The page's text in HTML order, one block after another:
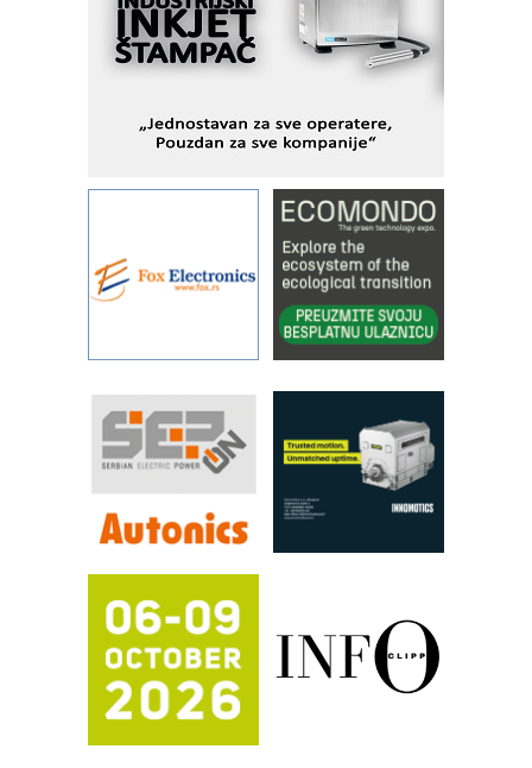
industrijsku automatizaciju
pionirskimmobile operator PANEL-OM
Fleksibilno stezanje i brzo
KIP KOP – napredna rešenja za
savremene industrijske i logističke
Alba d.o.o. – 35 godina preciznosti u
metrologiji i pametnim dozirnim
rešenjima
IBeRTIM - oprema za ispitivanje
STAUFF – Komponente koje
sistema
YAMADA pumpe – japanska
pouzdanost u transferu fluida
Filtration Group Industrial – Napredna
rešenja za filtraciju u hidrauličkim i
procesnim sistemima
FANUC: Najbolje za vašu pametnu
automatizaciju
Efikasno upravljanje energijom
Automatizacija pakovanja · Display
(Shelf-Ready) omotnice
Potpuna efikasnost bez složenih